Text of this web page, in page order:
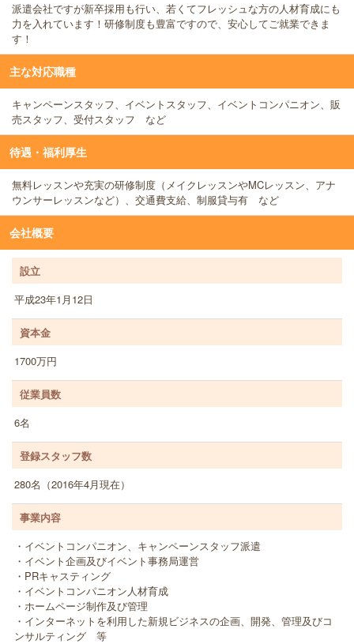
派遣会社ですが新卒採用も行い、若くてフレッシュな方の人材育成にも
力を入れています！研修制度も豊富ですので、安心してご就業できま
す！
主な対応職種
キャンペーンスタッフ、イベントスタッフ、イベントコンパニオン、販
売スタッフ、受付スタッフ など
待遇・福利厚生
無料レッスンや充実の研修制度（メイクレッスンやMCレッスン、アナ
ウンサーレッスンなど）、交通費支給、制服貸与有 など
会社概要
設立
平成23年1月12日
資本金
1700万円
従業員数
6名
登録スタッフ数
280名（2016年4月現在）
事業内容
・イベントコンパニオン、キャンペーンスタッフ派遣
・イベント企画及びイベント事務局運営
・PRキャスティング
・イベントコンパニオン人材育成
・ホームページ制作及び管理
・インターネットを利用した新規ビジネスの企画、開発、管理及びコ
ンサルティング 等